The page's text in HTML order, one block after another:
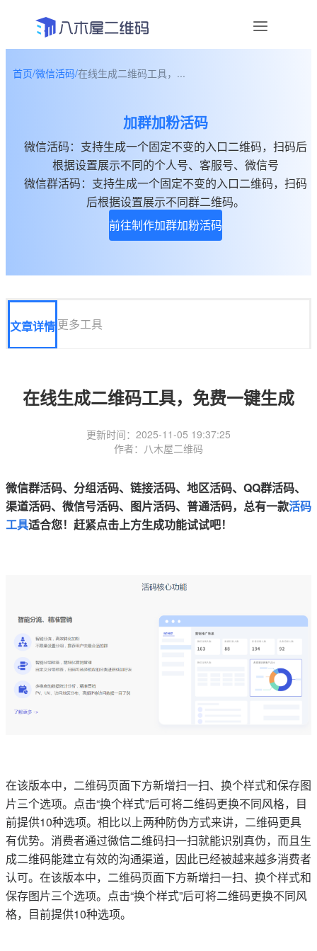
帮助中心
关于我们
首页/微信活码/在线生成二维码工具，...
加群加粉活码
微信活码：支持生成一个固定不变的入口二维码，扫码后
根据设置展示不同的个人号、客服号、微信号
微信群活码：支持生成一个固定不变的入口二维码，扫码
后根据设置展示不同群二维码。
前往制作加群加粉活码
文章详情更多工具
在线生成二维码工具，免费一键生成
更新时间：2025-11-05 19:37:25
作者：八木屋二维码
微信群活码、分组活码、链接活码、地区活码、QQ群活码、
渠道活码、 微信号活码、图片活码、普通活码，总有一款活码
工具适合您！赶紧点击上方生成功能试试吧！
在该版本中，二维码页面下方新增扫一扫、换个样式和保存图
片三个选项。点击“换个样式”后可将二维码更换不同风格，目
前提供10种选项。相比以上两种防伪方式来讲，二维码更具
有优势。消费者通过微信二维码扫一扫就能识别真伪，而且生
成二维码能建立有效的沟通渠道，因此已经被越来越多消费者
认可。在该版本中，二维码页面下方新增扫一扫、换个样式和
保存图片三个选项。点击“换个样式”后可将二维码更换不同风
格，目前提供10种选项。